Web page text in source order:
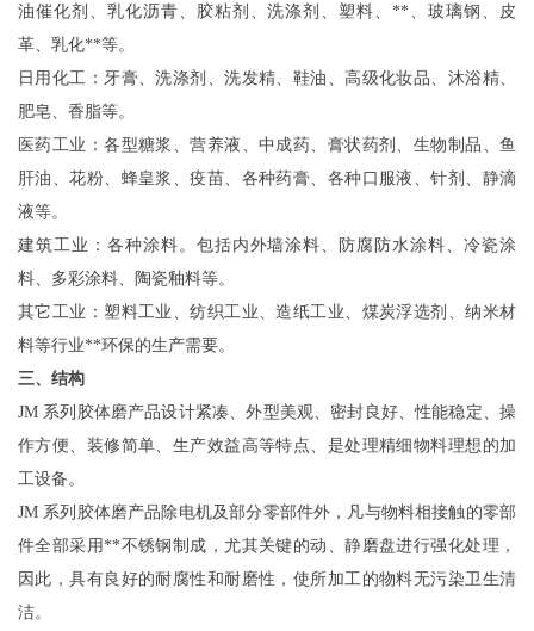
油催化剂、乳化沥青、胶粘剂、洗涤剂、塑料、**、玻璃钢、皮
革、乳化**等。
日用化工：牙膏、洗涤剂、洗发精、鞋油、高级化妆品、沐浴精、
肥皂、香脂等。
医药工业：各型糖浆、营养液、中成药、膏状药剂、生物制品、鱼
肝油、花粉、蜂皇浆、疫苗、各种药膏、各种口服液、针剂、静滴
液等。
建筑工业：各种涂料。包括内外墙涂料、防腐防水涂料、冷瓷涂
料、多彩涂料、陶瓷釉料等。
其它工业：塑料工业、纺织工业、造纸工业、煤炭浮选剂、纳米材
料等行业**环保的生产需要。
三、结构
JM 系列胶体磨产品设计紧凑、外型美观、密封良好、性能稳定、操
作方便、装修简单、生产效益高等特点、是处理精细物料理想的加
工设备。
JM 系列胶体磨产品除电机及部分零部件外，凡与物料相接触的零部
件全部采用**不锈钢制成，尤其关键的动、静磨盘进行强化处理，
因此，具有良好的耐腐性和耐磨性，使所加工的物料无污染卫生清
洁。